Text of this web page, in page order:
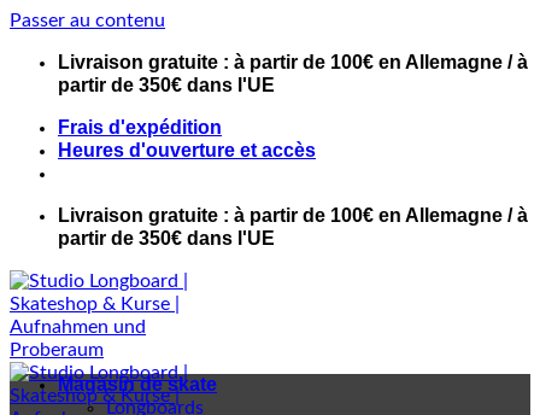
Passer au contenu
Livraison gratuite : à partir de 100€ en Allemagne / à
partir de 350€ dans l'UE
Frais d'expédition
Heures d'ouverture et accès
Livraison gratuite : à partir de 100€ en Allemagne / à
partir de 350€ dans l'UE
Magasin de skate
Longboards